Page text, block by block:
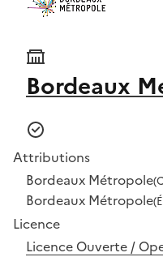
Bordeaux
Attributions
Bordeaux Métropole
Bordeaux Métropole
Licence
Licence Ouverte /